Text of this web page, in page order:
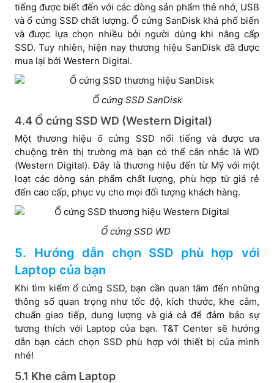
tiếng được biết đến với các dòng sản phẩm thẻ nhớ, USB
và ổ cứng SSD chất lượng. Ổ cứng SanDisk khá phổ biến
và được lựa chọn nhiều bởi người dùng khi nâng cấp
SSD. Tuy nhiên, hiện nay thương hiệu SanDisk đã được
mua lại bởi Western Digital.
Ổ cứng SSD SanDisk
4.4 Ổ cứng SSD WD (Western Digital)
Một thương hiệu ổ cứng SSD nổi tiếng và được ưa
chuộng trên thị trường mà bạn có thể cân nhắc là WD
(Western Digital). Đây là thương hiệu đến từ Mỹ với một
loạt các dòng sản phẩm chất lượng, phù hợp từ giá rẻ
đến cao cấp, phục vụ cho mọi đối tượng khách hàng.
Ổ cứng SSD WD
5. Hướng dẫn chọn SSD phù hợp với
Laptop của bạn
Khi tìm kiếm ổ cứng SSD, bạn cần quan tâm đến những
thông số quan trọng như tốc độ, kích thước, khe cắm,
chuẩn giao tiếp, dung lượng và giá cả để đảm bảo sự
tương thích với Laptop của bạn. T&T Center sẽ hướng
dẫn bạn cách chọn SSD phù hợp với thiết bị của mình
nhé!
5.1 Khe cắm Laptop